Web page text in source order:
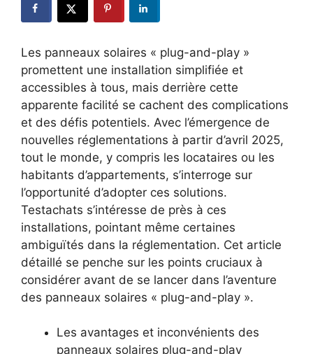
Les panneaux solaires « plug-and-play »
promettent une installation simplifiée et
accessibles à tous, mais derrière cette
apparente facilité se cachent des complications
et des défis potentiels. Avec l’émergence de
nouvelles réglementations à partir d’avril 2025,
tout le monde, y compris les locataires ou les
habitants d’appartements, s’interroge sur
l’opportunité d’adopter ces solutions.
Testachats s’intéresse de près à ces
installations, pointant même certaines
ambiguïtés dans la réglementation. Cet article
détaillé se penche sur les points cruciaux à
considérer avant de se lancer dans l’aventure
des panneaux solaires « plug-and-play ».
Les avantages et inconvénients des
panneaux solaires plug-and-play